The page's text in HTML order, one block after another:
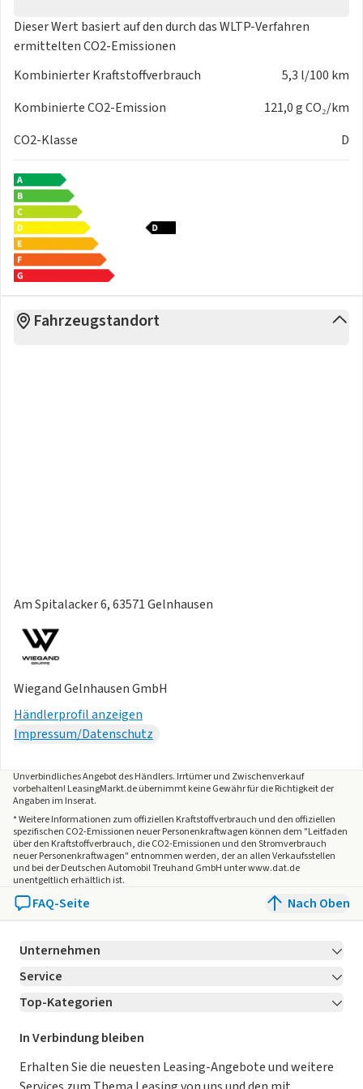
Dieser Wert basiert auf den durch dasWLTP-Verfahren
ermittelten CO2-Emissionen
Kombinierter Kraftstoffverbrauch
5,3 l/100 km
Kombinierte CO2-Emission
121,0 g CO₂/km
CO2-Klasse
D
Fahrzeugstandort
Am Spitalacker 6, 63571 Gelnhausen
Wiegand Gelnhausen GmbH
Händlerprofil anzeigen
Impressum/Datenschutz
Unverbindliches Angebot desHändlers. Irrtümer und Zwischenverkauf
vorbehalten! LeasingMarkt.de übernimmt keine Gewähr für die Richtigkeit der
Angaben im Inserat.
* Weitere Informationen zum offiziellen Kraftstoffverbrauch und den offiziellen
spezifischen CO2-Emissionen neuer Personenkraftwagen können dem "Leitfaden
über den Kraftstoffverbrauch, die CO2-Emissionen und den Stromverbrauch
neuer Personenkraftwagen" entnommen werden, der an allen Verkaufsstellen
und bei der Deutschen Automobil Treuhand GmbH unter www.dat.de
unentgeltlich erhältlich ist.
FAQ-Seite Nach Oben
Unternehmen
Über LeasingMarkt.de
Karriere Jetzt bewerben!
Für Händler
Kooperation mit AutoScout24
Service
Kontakt
Ratgeber
Magazin
Top-Kategorien
Leasing Deals
Gebrauchtwagen Leasing
In Verbindung bleiben
Erhalten Sie die neuesten Leasing-Angebote und weitere